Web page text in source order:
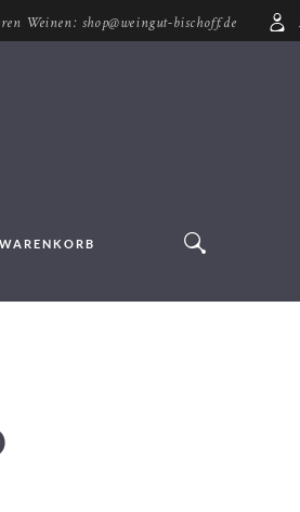
Weinen: shop@weingut-bischoff.de
WARENKORB